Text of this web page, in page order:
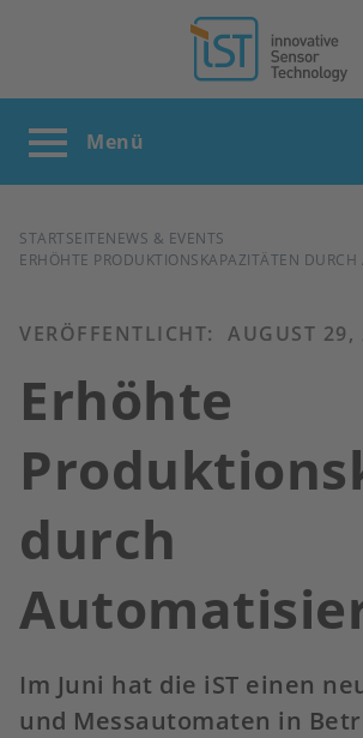
PFADNAVIGATION
STARTSEITENEWS & EVENTS
ERHÖHTE PRODUKTIONSKAPAZITÄTEN
VERÖFFENTLICHT: AUGUST 29,
Erhöhte
durch
Im Juni hat die iST einen
und Messautomaten in